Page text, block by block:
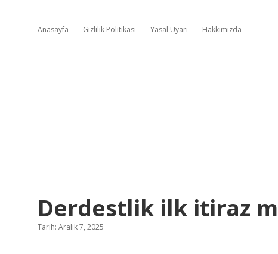
Anasayfa Gizlilik Politikası Yasal Uyarı Hakkımızda
Derdestlik ilk itiraz
Tarih: Aralık 7, 2025